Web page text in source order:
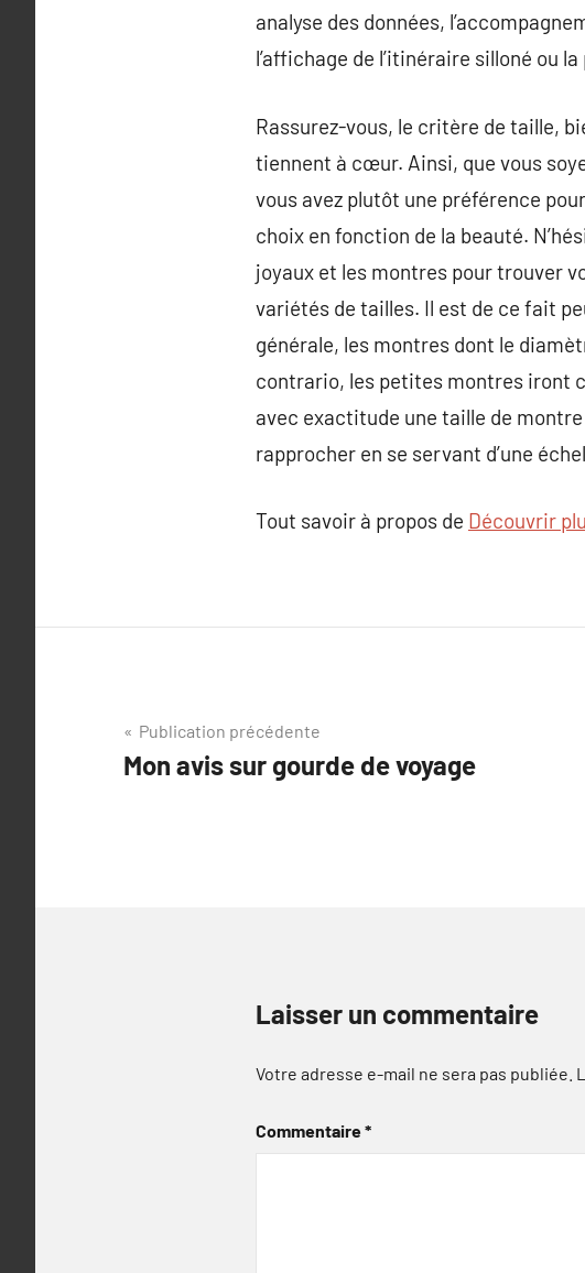
analyse des données,
l’affichage de l’itinéraire silloné ou
Rassurez-vous, le critère de taille,
tiennent à cœur. Ainsi, que vous
vous avez plutôt une préférence
choix en fonction de la beauté.
joyaux et les montres pour trouver
variétés de tailles. Il est de ce fait
générale, les montres dont le
contrario, les petites montres iront
avec exactitude une taille de
rapprocher en se servant d’une
Tout savoir à propos de Découvrir
Navigation
de
Publication précédente
Mon avis sur gourde de voyage
Laisser un commentaire
Votre adresse e-mail ne sera pas publiée.
Commentaire*